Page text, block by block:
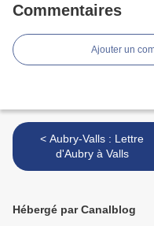
Commentaires
Ajouter un
< Aubry-Valls : Lettre
d'Aubry à Valls
Hébergé par Canalblog